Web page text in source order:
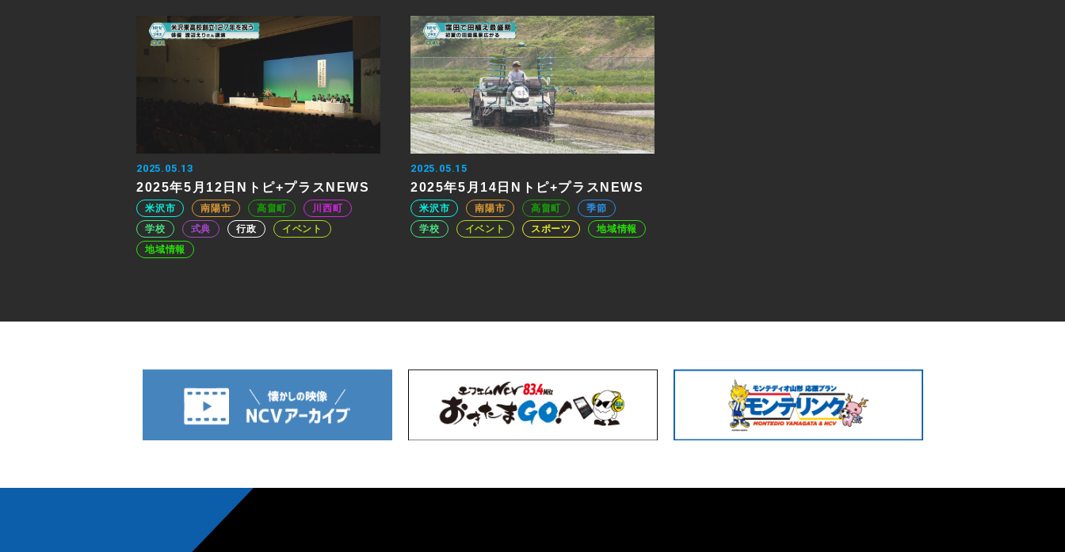
2025.05.13
2025年5月12日Nトピ+プラスNEWS
米沢市 南陽市 高畠町
川西町
学校
式典 行政
イベント
地域情報
2025.05.15
2025年5月14日Nトピ+プラスNEWS
米沢市 南陽市 高畠町
季節
学校
イベント スポーツ 地域情報